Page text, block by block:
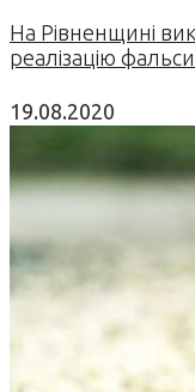
На Рівненщині
реалізацію
19.08.2020